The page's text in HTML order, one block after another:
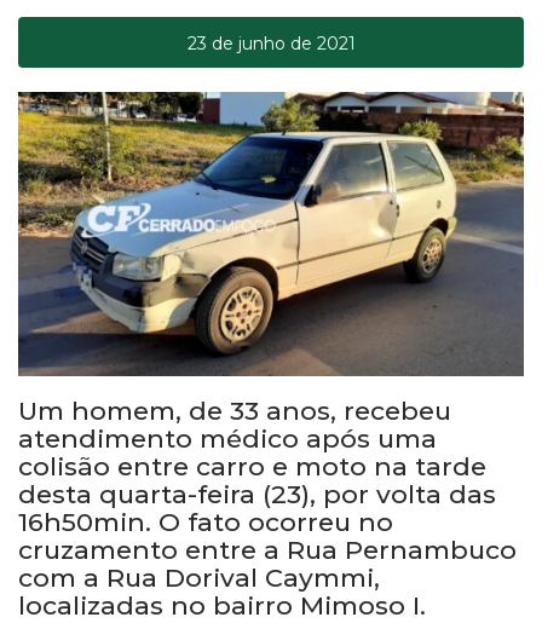
23 de junho de 2021
Um homem, de 33 anos, recebeu
atendimento médico após uma
colisão entre carro e moto na tarde
desta quarta-feira (23), por volta das
16h50min. O fato ocorreu no
cruzamento entre a Rua Pernambuco
com a Rua Dorival Caymmi,
localizadas no bairro Mimoso I.